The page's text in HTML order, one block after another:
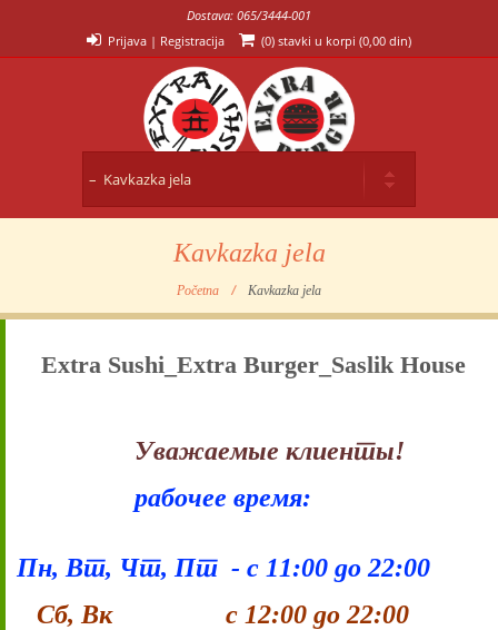
Dostava: 065/3444-001
Prijava | Registracija (0) stavki u korpi (0,00 din)
Kavkazka jela
Početna Kavkazka jela
Extra Sushi_Extra Burger_Saslik House
Уважаемые клиенты!
рабочее время:
Пн, Вт, Чт, Пт - с 11:00 до 22:00
Сб, Вк с 12:00 до 22:00